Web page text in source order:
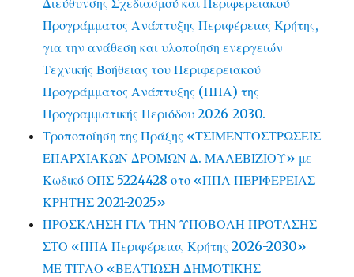
Διεύθυνσης Σχεδιασμού και Περιφερειακού
Προγράμματος Ανάπτυξης Περιφέρειας Κρήτης,
για την ανάθεση και υλοποίηση ενεργειών
Τεχνικής Βοήθειας του Περιφερειακού
Προγράμματος Ανάπτυξης (ΠΠΑ) της
Προγραμματικής Περιόδου 2026-2030.
Τροποποίηση της Πράξης «ΤΣΙΜΕΝΤΟΣΤΡΩΣΕΙΣ
ΕΠΑΡΧΙΑΚΩΝ ΔΡΟΜΩΝ Δ. ΜΑΛΕΒΙΖΙΟΥ» με
Κωδικό ΟΠΣ 5224428 στο «ΠΠΑ ΠΕΡΙΦΕΡΕΙΑΣ
ΚΡΗΤΗΣ 2021-2025»
ΠΡΟΣΚΛΗΣΗ ΓΙΑ ΤΗΝ ΥΠΟΒΟΛΗ ΠΡΟΤΑΣΗΣ
ΣΤΟ «ΠΠΑ Περιφέρειας Κρήτης 2026-2030»
ΜΕ ΤΙΤΛΟ «ΒΕΛΤΙΩΣΗ ΔΗΜΟΤΙΚΗΣ